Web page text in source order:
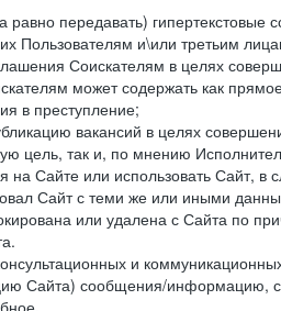
равно передавать)
Пользователям и\или третьим
Соискателям в целях
может содержать как
в преступление;
вакансий в целях
цель, так и, по мнению
на Сайте или использовать Сайт,
Сайт с теми же или иными
или удалена с Сайта по
и
Сайта) сообщения/информацию,